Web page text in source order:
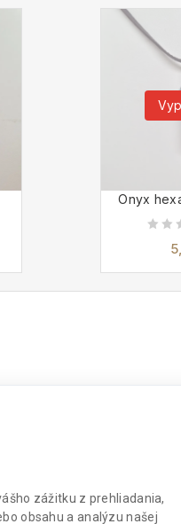
Onyx
Pokladňa
zážitku z prehliadania,
obsahu a analýzu našej